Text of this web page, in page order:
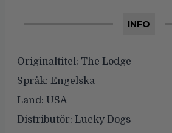
INFO
Originaltitel: The Lodge
Språk: Engelska
Land: USA
Distributör: Lucky Dogs